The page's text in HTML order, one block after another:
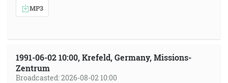
MP3
1991-06-02 10:00, Krefeld, Germany, Missions-
Zentrum
Broadcasted: 2026-08-02 10:00